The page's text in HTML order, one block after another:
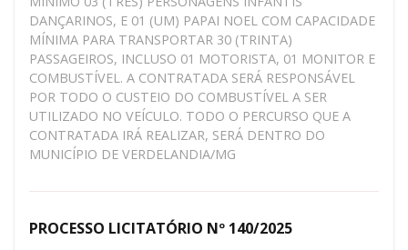
DANÇARINOS, E 01 (UM) PAPAI NOEL COM CAPACIDADE
MÍNIMA PARA TRANSPORTAR 30 (TRINTA)
PASSAGEIROS, INCLUSO 01 MOTORISTA, 01 MONITOR E
COMBUSTÍVEL. A CONTRATADA SERÁ RESPONSÁVEL
POR TODO O CUSTEIO DO COMBUSTÍVEL A SER
UTILIZADO NO VEÍCULO. TODO O PERCURSO QUE A
CONTRATADA IRÁ REALIZAR, SERÁ DENTRO DO
MUNICÍPIO DE VERDELANDIA/MG
PROCESSO LICITATÓRIO Nº 140/2025